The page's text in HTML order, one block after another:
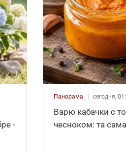
-
Панорама сегодня,
Варю кабачки с
чесноком: та